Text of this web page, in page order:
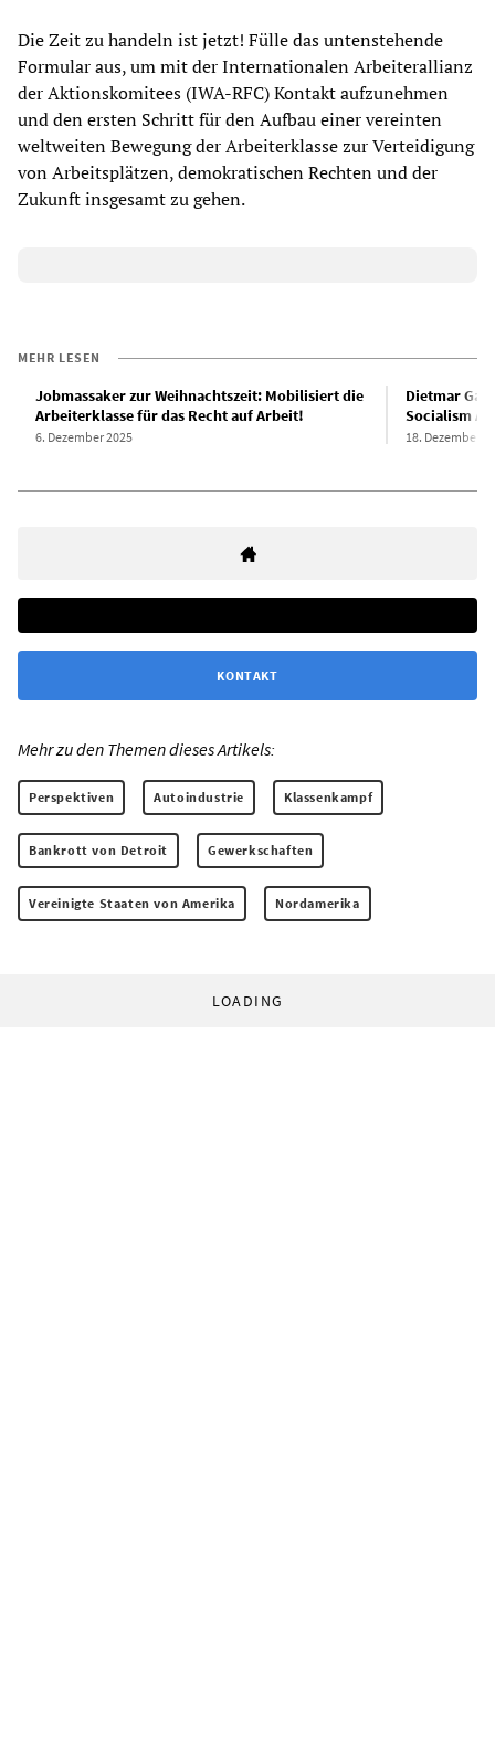
Die Zeit zu handeln ist jetzt! Fülle das untenstehende
Formular aus, um mit der Internationalen Arbeiterallianz
der Aktionskomitees (IWA-RFC) Kontakt aufzunehmen
und den ersten Schritt für den Aufbau einer vereinten
weltweiten Bewegung der Arbeiterklasse zur Verteidigung
von Arbeitsplätzen, demokratischen Rechten und der
Zukunft insgesamt zu gehen.
MEHR LESEN
Jobmassaker zur Weihnachtszeit: Mobilisiert die
Arbeiterklasse für das Recht auf Arbeit!
6. Dezember 2025
Dietmar
Socialism AI
18. Dezember
KONTAKT
Mehr zu den Themen dieses Artikels:
Perspektiven Autoindustrie Klassenkampf
Bankrott von Detroit Gewerkschaften
Vereinigte Staaten von Amerika Nordamerika
LOADING